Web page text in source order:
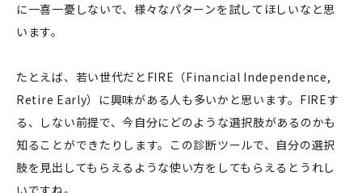
に一喜一憂しないで、様々なパターンを試してほしいなと思
います。
たとえば、若い世代だとFIRE（Financial Independence,
Retire Early）に興味がある人も多いかと思います。FIREす
る、しない前提で、今自分にどのような選択肢があるのかも
知ることができたりします。この診断ツールで、自分の選択
肢を見出してもらえるような使い方をしてもらえるとうれし